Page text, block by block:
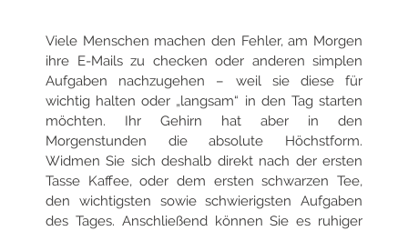
Viele Menschen machen den Fehler, am Morgen
ihre E-Mails zu checken oder anderen simplen
Aufgaben nachzugehen – weil sie diese für
wichtig halten oder „langsam“ in den Tag starten
möchten. Ihr Gehirn hat aber in den
Morgenstunden die absolute Höchstform.
Widmen Sie sich deshalb direkt nach der ersten
Tasse Kaffee, oder dem ersten schwarzen Tee,
den wichtigsten sowie schwierigsten Aufgaben
des Tages. Anschließend können Sie es ruhiger